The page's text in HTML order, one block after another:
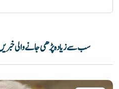
سب سے زیادہ پڑھی جانے والی